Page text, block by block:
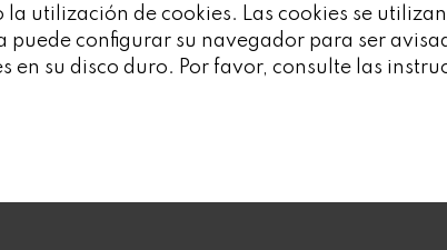
la utilización de cookies. Las cookies se
puede configurar su navegador para ser
su disco duro. Por favor, consulte las